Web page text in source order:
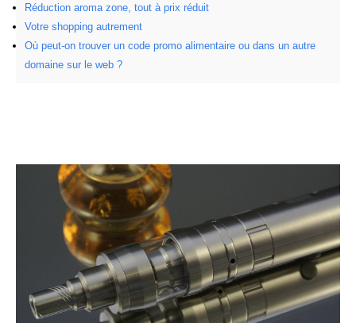
Réduction aroma zone, tout à prix réduit
Votre shopping autrement
Où peut-on trouver un code promo alimentaire ou dans un autre
domaine sur le web ?